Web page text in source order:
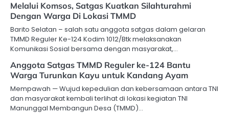
Melalui Komsos, Satgas Kuatkan Silahturahmi
Dengan Warga Di Lokasi TMMD
Barito Selatan – salah satu anggota satgas dalam gelaran
TMMD Reguler Ke-124 Kodim 1012/Btk melaksanakan
Komunikasi Sosial bersama dengan masyarakat,…
Anggota Satgas TMMD Reguler ke-124 Bantu
Warga Turunkan Kayu untuk Kandang Ayam
Mempawah — Wujud kepedulian dan kebersamaan antara TNI
dan masyarakat kembali terlihat di lokasi kegiatan TNI
Manunggal Membangun Desa (TMMD)…